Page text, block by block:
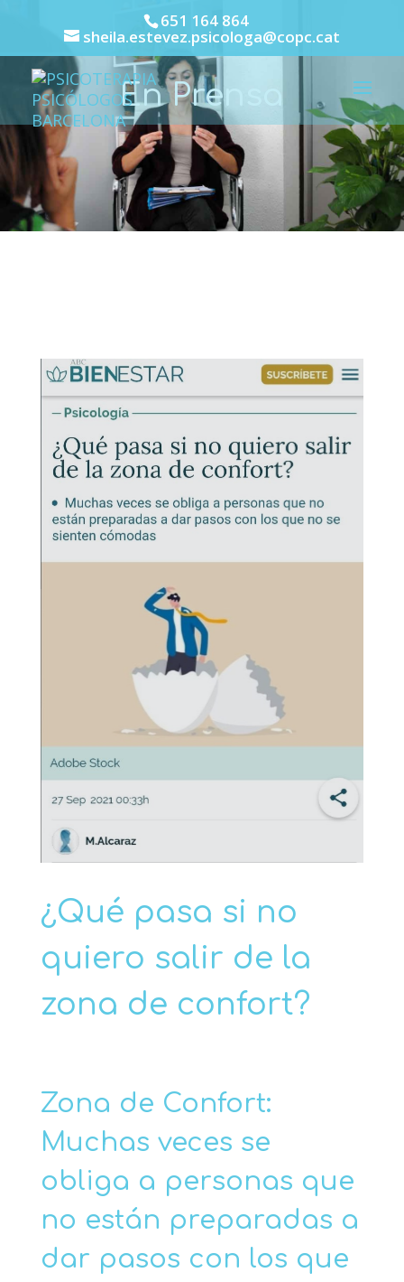
651 164 864
sheila.estevez.psicologa@copc.cat
En Prensa
¿Qué pasa si no
quiero salir de la
zona de confort?
Zona de Confort:
Muchas veces se
obliga a personas que
no están preparadas a
dar pasos con los que